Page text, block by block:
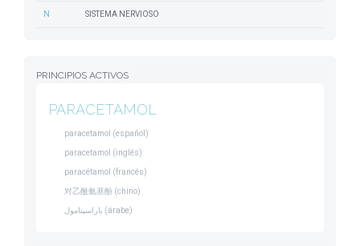
N SISTEMA NERVIOSO
PRINCIPIOS ACTIVOS
PARACETAMOL
paracetamol (español)
paracetamol (inglés)
paracétamol (francés)
对乙酰氨基酚 (chino)
باراسيتامول (árabe)